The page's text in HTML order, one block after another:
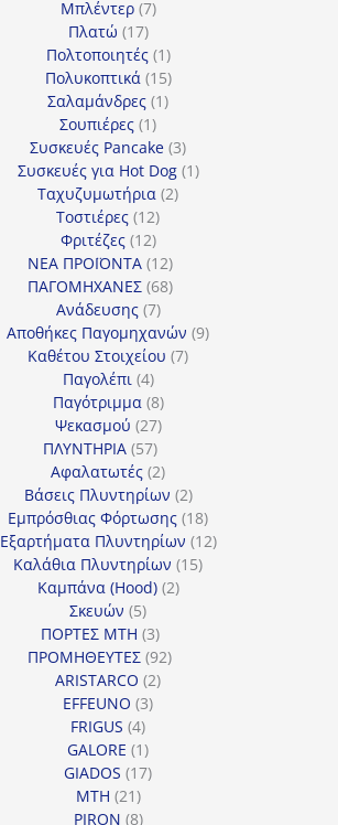
Μπλέντερ 77
Πλατώ 1717
προϊόντα
Πολτοποιητές 11
προϊόν
Πολυκοπτικά 1515
προϊόντα
Σαλαμάνδρες 11
Σουπιέρες 11
προϊόν
Συσκευές Pancake 33
προϊόντα
Συσκευές για Hot Dog 11
Ταχυζυμωτήρια 22
Τοστιέρες 1212
προϊόντα
Φριτέζες 1212
προϊόντα
ΝΕΑ ΠΡΟΪΟΝΤΑ 1212
προϊόντα
ΠΑΓΟΜΗΧΑΝΕΣ 6868
Ανάδευσης 77
προϊόντα
Αποθήκες Παγομηχανών 99
Καθέτου Στοιχείου 77
Παγολέπι 44
προϊόντα
Παγότριμμα 88
προϊόντα
Ψεκασμού 2727
προϊόντα
ΠΛΥΝΤΗΡΙΑ 5757
προϊόντα
Αφαλατωτές 22
προϊόντα
Βάσεις Πλυντηρίων 22
προϊόντα
Εμπρόσθιας Φόρτωσης 1818
προϊόντα
Εξαρτήματα Πλυντηρίων 1212
Καλάθια Πλυντηρίων 1515
Καμπάνα (Hood) 22
Σκευών 55
προϊόντα
ΠΟΡΤΕΣ MTH 33
προϊόντα
ΠΡΟΜΗΘΕΥΤΕΣ 9292
ARISTARCO 22
EFFEUNO 33
FRIGUS 44
προϊόντα
GALORE 11
προϊόν
GIADOS 1717
MTH 2121
προϊόντα
PIRON 88